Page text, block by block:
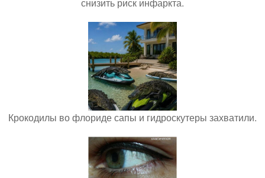
Крокодилы во флориде сапы и гидроскутеры захватили.